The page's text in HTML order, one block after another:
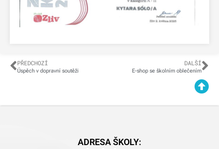
PŘEDCHOZÍ
Úspěch v dopravní soutěži
DALŠÍ
E-shop se školním oblečením
ADRESA ŠKOLY: